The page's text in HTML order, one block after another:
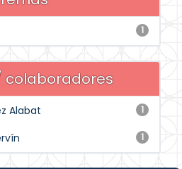
1
colaboradores
1
Alabat
1